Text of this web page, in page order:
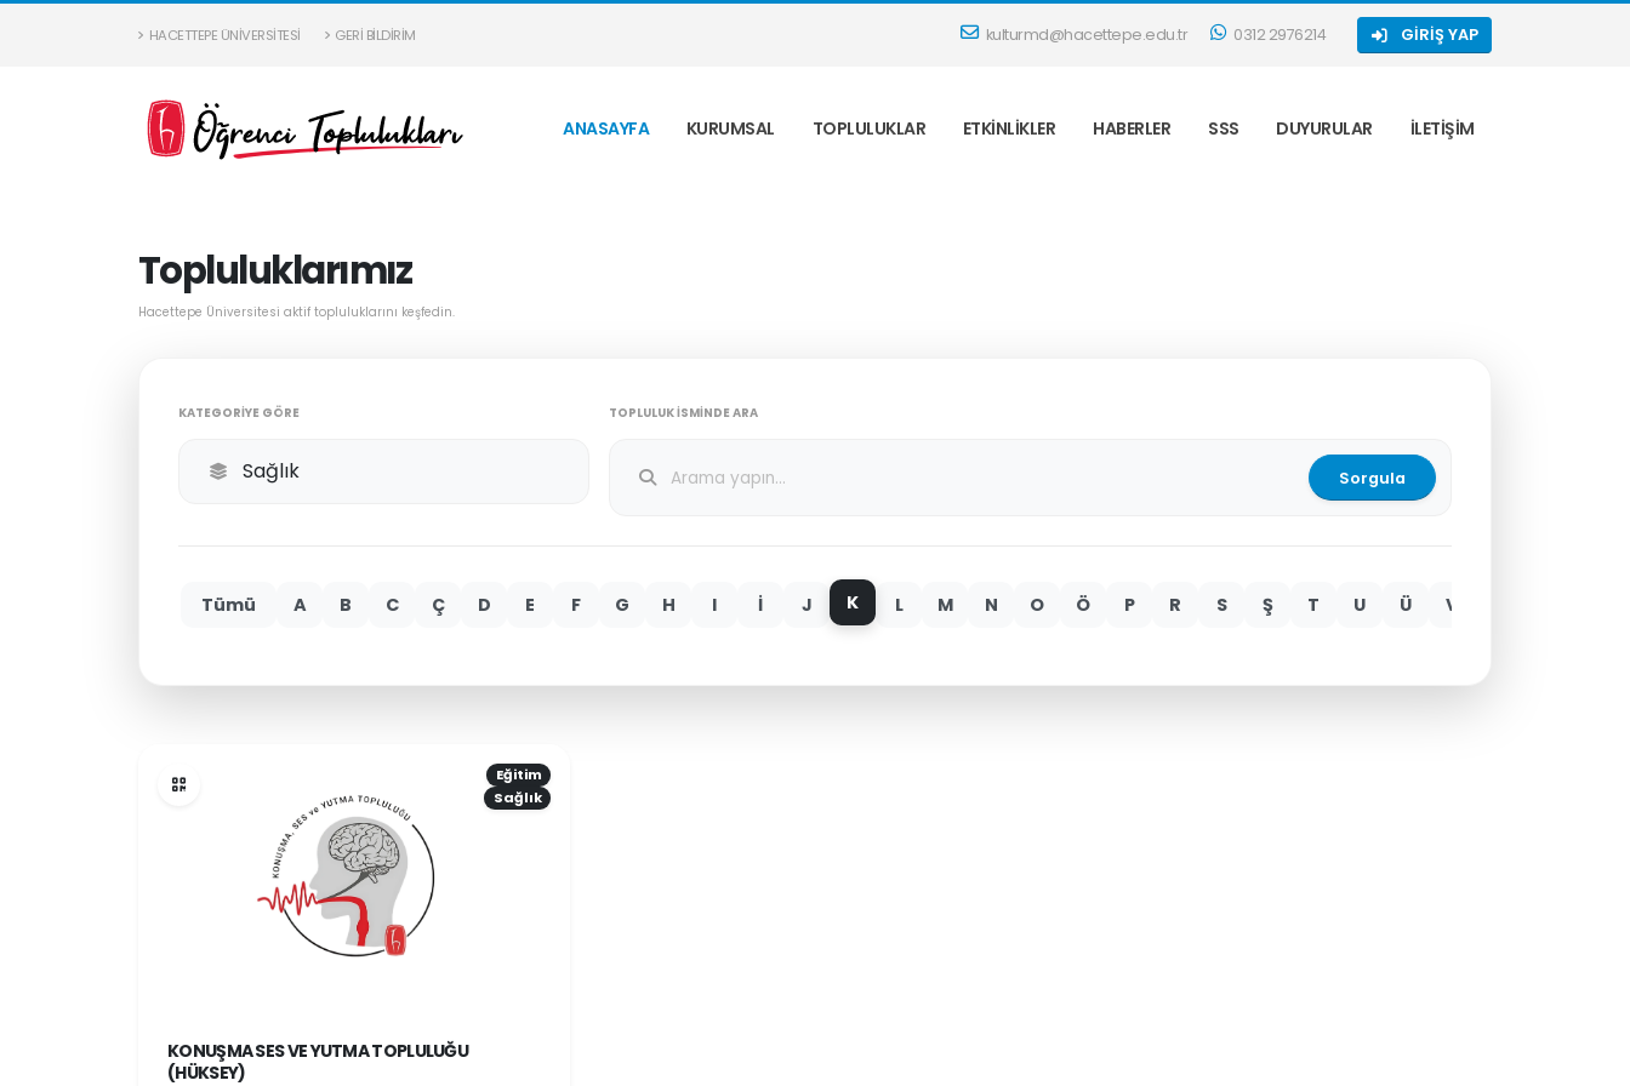
HACETTEPE ÜNIVERSITESI GERI BILDIRIM kulturmd@hacettepe.edu.tr 0312 2976214 GIRIŞ YAP
ANASAYFA KURUMSAL TOPLULUKLAR ETKINLIKLER HABERLER SSS DUYURULAR İLETIŞIM
Topluluklarımız
Hacettepe Üniversitesi aktif topluluklarını keşfedin.
KATEGORIYE GÖRE TOPLULUK İSMINDE ARA
Sorgula
Tümü A B C Ç D E F G H I İ J K L M N O Ö P R S Ş T U Ü V
Eğitim
Sağlık
KONUŞMA SES VE YUTMA TOPLULUĞU
(HÜKSEY)